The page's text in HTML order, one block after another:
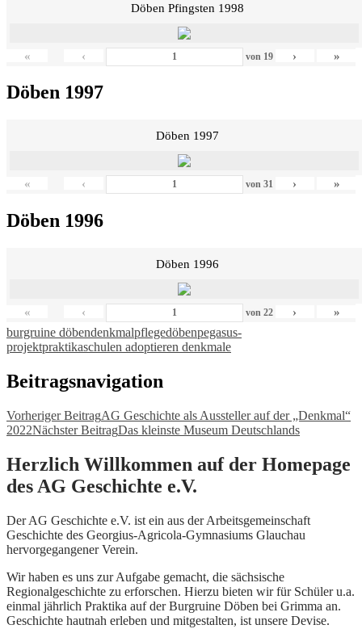
Döben Pfingsten 1998
« ‹ von 19 › »
Döben 1997
Döben 1997
« ‹ von 31 › »
Döben 1996
Döben 1996
« ‹ von 22 › »
burgruine döbendenkmalpflegedöbenpegasus-
projektpraktikaschulen adoptieren denkmale
Beitragsnavigation
Vorheriger BeitragAG Geschichte als Aussteller auf der „Denkmal“
2022Nächster BeitragDas kleinste Museum Deutschlands
Herzlich Willkommen auf der Homepage
des AG Geschichte e.V.
Der AG Geschichte e.V. ist ein aus der Arbeitsgemeinschaft
Geschichte des Georgius-Agricola-Gymnasiums Glauchau
hervorgegangener Verein.
Wir haben es uns zur Aufgabe gemacht, die sächsische
Regionalgeschichte zu erforschen. Hierzu bieten wir für Schüler u.a.
einmal jährlich Praktika auf der Burgruine Döben bei Grimma an.
Geschichte hautnah erleben und mitgestalten, ist unsere Devise.